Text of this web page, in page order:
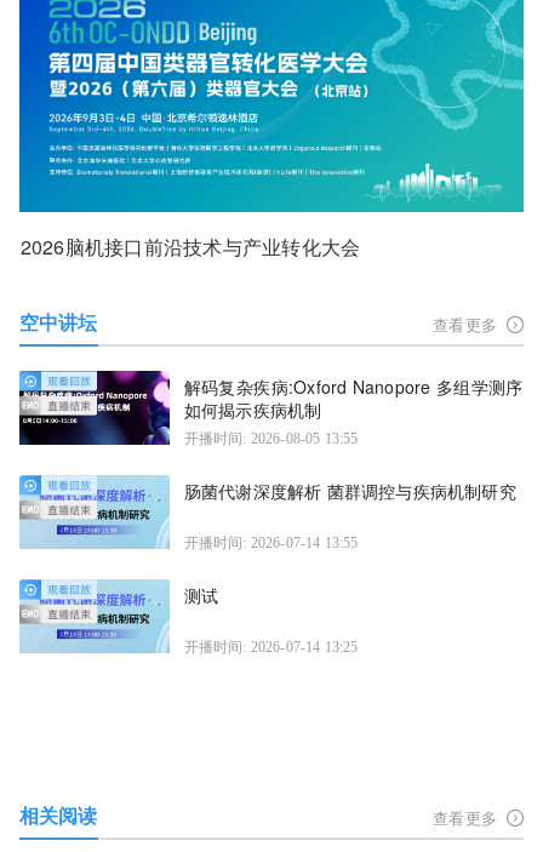
2026脑机接口前沿技术与产业转化大会
空中讲坛 查看更多
解码复杂疾病:Oxford Nanopore 多组学测序
如何揭示疾病机制
开播时间: 2026-08-05 13:55
肠菌代谢深度解析 菌群调控与疾病机制研究
开播时间: 2026-07-14 13:55
测试
开播时间: 2026-07-14 13:25
相关阅读 查看更多